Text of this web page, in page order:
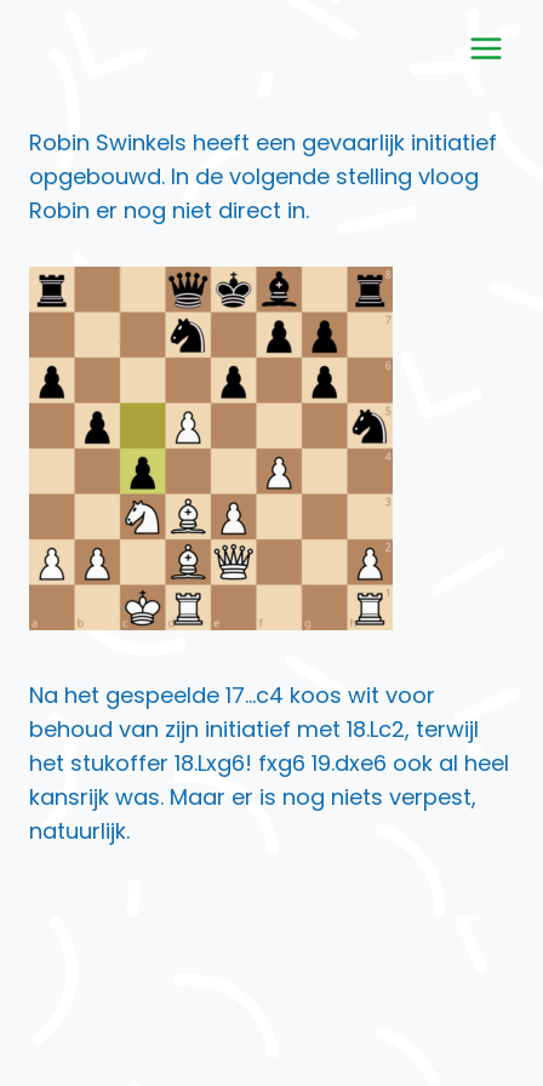
Robin Swinkels heeft een gevaarlijk initiatief
opgebouwd. In de volgende stelling vloog
Robin er nog niet direct in.
Na het gespeelde 17…c4 koos wit voor
behoud van zijn initiatief met 18.Lc2, terwijl
het stukoffer 18.Lxg6! fxg6 19.dxe6 ook al heel
kansrijk was. Maar er is nog niets verpest,
natuurlijk.